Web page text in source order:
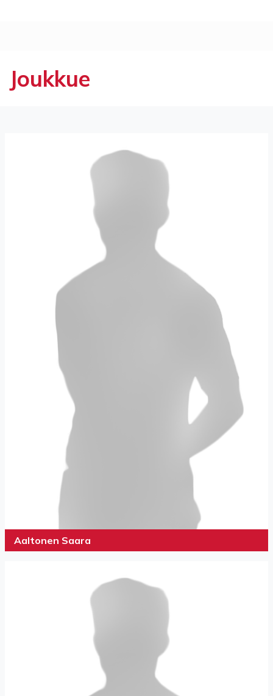
Joukkue
Aaltonen Saara